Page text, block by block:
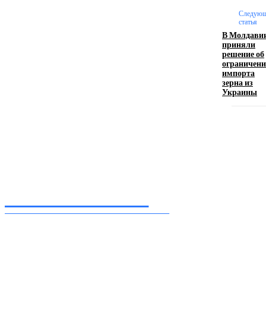
Девушка в бокале: легендарный номер бурлеска
статья
В
приняли
решение об
импорта
зерна из
Украины